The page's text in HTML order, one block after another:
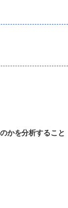
かを分析すること